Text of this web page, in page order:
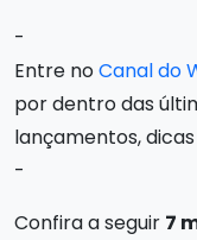
-
Entre noCanal do
por dentro das
lançamentos,
-
Confira a seguir 7